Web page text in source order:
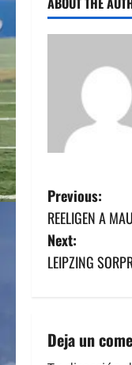
P
o
s
n
Previous:
REELIGEN A
Next:
LEIPZING
Deja un